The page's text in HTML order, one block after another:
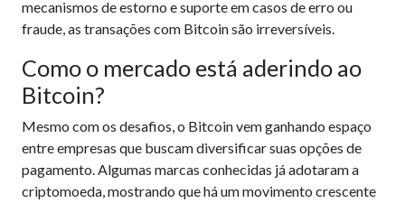
mecanismos de estorno e suporte em casos de erro ou
fraude, as transações com Bitcoin são irreversíveis.
Como o mercado está aderindo ao
Bitcoin?
Mesmo com os desafios, o Bitcoin vem ganhando espaço
entre empresas que buscam diversificar suas opções de
pagamento. Algumas marcas conhecidas já adotaram a
criptomoeda, mostrando que há um movimento crescente